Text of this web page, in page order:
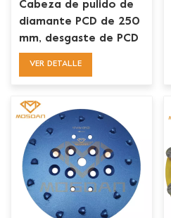
Cabeza de pulido de
diamante PCD de 250
mm, desgaste de PCD
de 12 cuartos, 6
VER DETALLE